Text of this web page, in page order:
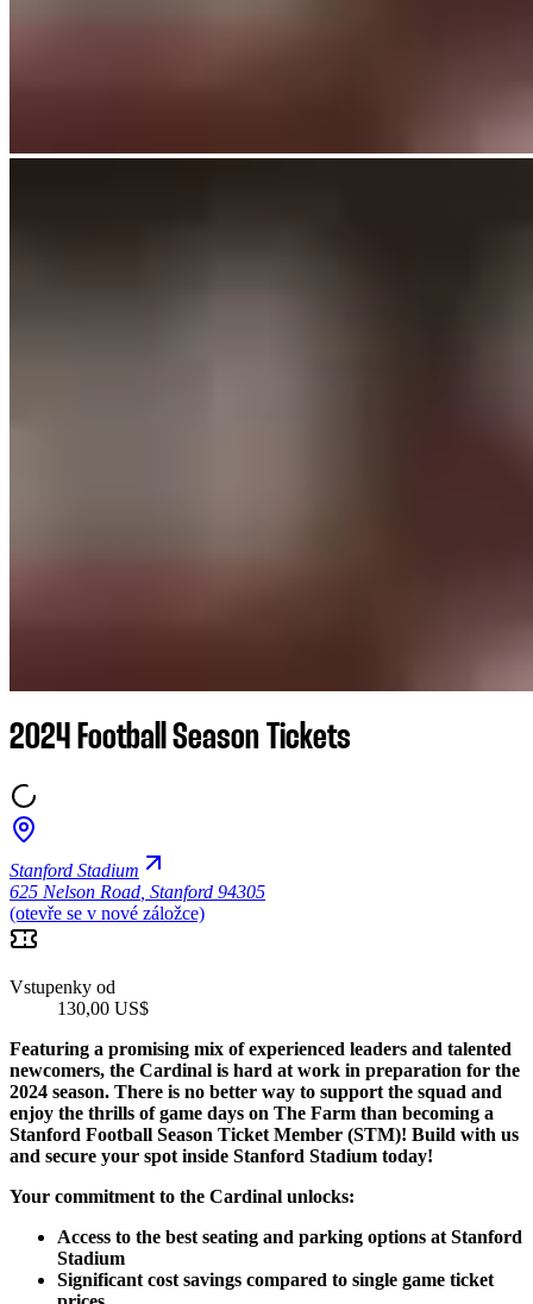
2024 Football Season Tickets
Stanford Stadium
625 Nelson Road Stanford 94305
(otevře se v nové záložce)
Vstupenky od
130,00 US$
Featuring a promising mix of experienced leaders and talented
newcomers, the Cardinal is hard at work in preparation for the
2024 season. There is no better way to support the squad and
enjoy the thrills of game days on The Farm than becoming a
Stanford Football Season Ticket Member (STM)! Build with us
and secure your spot inside Stanford Stadium today!
Your commitment to the Cardinal unlocks:
Access to the best seating and parking options at Stanford
Stadium
Significant cost savings compared to single game ticket